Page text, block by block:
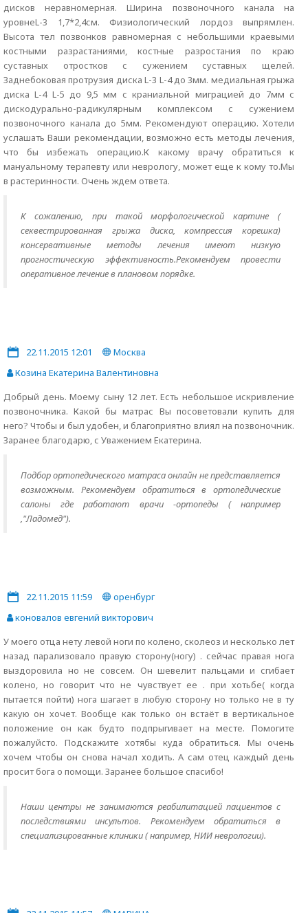
дисков неравномерная. Ширина позвоночного канала на
уровнеL-3 1,7*2,4см. Физиологический лордоз выпрямлен.
Высота тел позвонков равномерная с небольшими краевыми
костными разрастаниями, костные разростания по краю
суставных отростков с сужением суставных щелей.
Заднебоковая протрузия диска L-3 L-4 до 3мм. медиальная грыжа
диска L-4 L-5 до 9,5 мм с краниальной миграцией до 7мм с
дискодурально-радикулярным комплексом с сужением
позвоночного канала до 5мм. Рекомендуют операцию. Хотели
услашать Ваши рекомендации, возможно есть методы лечения,
что бы избежать операцию.К какому врачу обратиться к
мануальному терапевту или неврологу, может еще к кому то.Мы
в растеринности. Очень ждем ответа.
К сожалению, при такой морфологической картине (
секвестрированная грыжа диска, компрессия корешка)
консервативные методы лечения имеют низкую
прогностическую эффективность.Рекомендуем провести
оперативное лечение в плановом порядке.
22.11.2015 12:01
Москва
Козина Екатерина Валентиновна
Добрый день. Моему сыну 12 лет. Есть небольшое искривление
позвоночника. Какой бы матрас Вы посоветовали купить для
него? Чтобы и был удобен, и благоприятно влиял на позвоночник.
Заранее благодарю, с Уважением Екатерина.
Подбор ортопедического матраса онлайн не представляется
возможным. Рекомендуем обратиться в ортопедические
салоны где работают врачи -ортопеды ( например
,"Ладомед").
22.11.2015 11:59
оренбург
коновалов евгений викторович
У моего отца нету левой ноги по колено, сколеоз и несколько лет
назад парализовало правую сторону(ногу) . сейчас правая нога
выздоровила но не совсем. Он шевелит пальцами и сгибает
колено, но говорит что не чувствует ее . при хотьбе( когда
пытается пойти) нога шагает в любую сторону но только не в ту
какую он хочет. Вообще как только он встаёт в вертикальное
положение он как будто подпрыгивает на месте. Помогите
пожалуйсто. Подскажите хотябы куда обратиться. Мы очень
хочем чтобы он снова начал ходить. А сам отец каждый день
просит бога о помощи. Заранее большое спасибо!
Наши центры не занимаются реабилитацией пациентов с
последствиями инсультов. Рекомендуем обратиться в
специализированные клиники ( например, НИИ неврологии).